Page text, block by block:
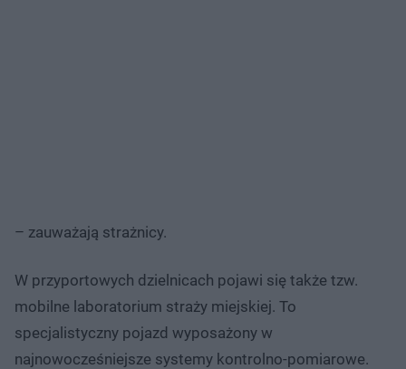
– zauważają strażnicy.
W przyportowych dzielnicach pojawi się także tzw.
mobilne laboratorium straży miejskiej. To
specjalistyczny pojazd wyposażony w
najnowocześniejsze systemy kontrolno-pomiarowe.